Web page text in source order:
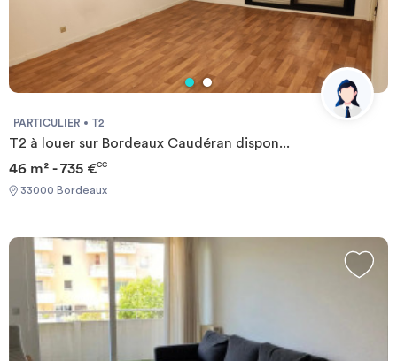
PARTICULIER T2
T2 à louer sur Bordeaux Caudéran dispon...
46 m² - 735 €CC
33000 Bordeaux